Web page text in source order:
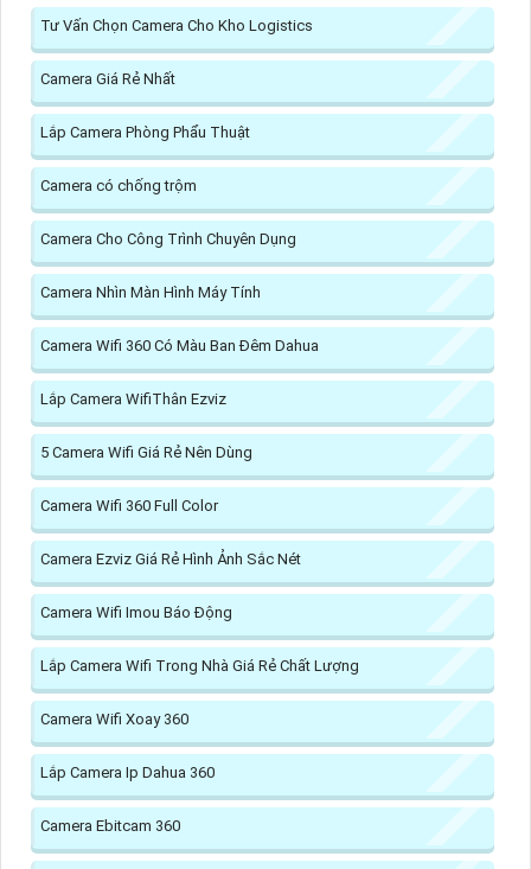
Tư Vấn Chọn Camera Cho Kho Logistics
Camera Giá Rẻ Nhất
Lắp Camera Phòng Phẩu Thuật
Camera có chống trộm
Camera Cho Công Trình Chuyên Dụng
Camera Nhìn Màn Hình Máy Tính
Camera Wifi 360 Có Màu Ban Đêm Dahua
Lắp Camera WifiThân Ezviz
5 Camera Wifi Giá Rẻ Nên Dùng
Camera Wifi 360 Full Color
Camera Ezviz Giá Rẻ Hình Ảnh Sắc Nét
Camera Wifi Imou Báo Động
Lắp Camera Wifi Trong Nhà Giá Rẻ Chất Lượng
Camera Wifi Xoay 360
Lắp Camera Ip Dahua 360
Camera Ebitcam 360